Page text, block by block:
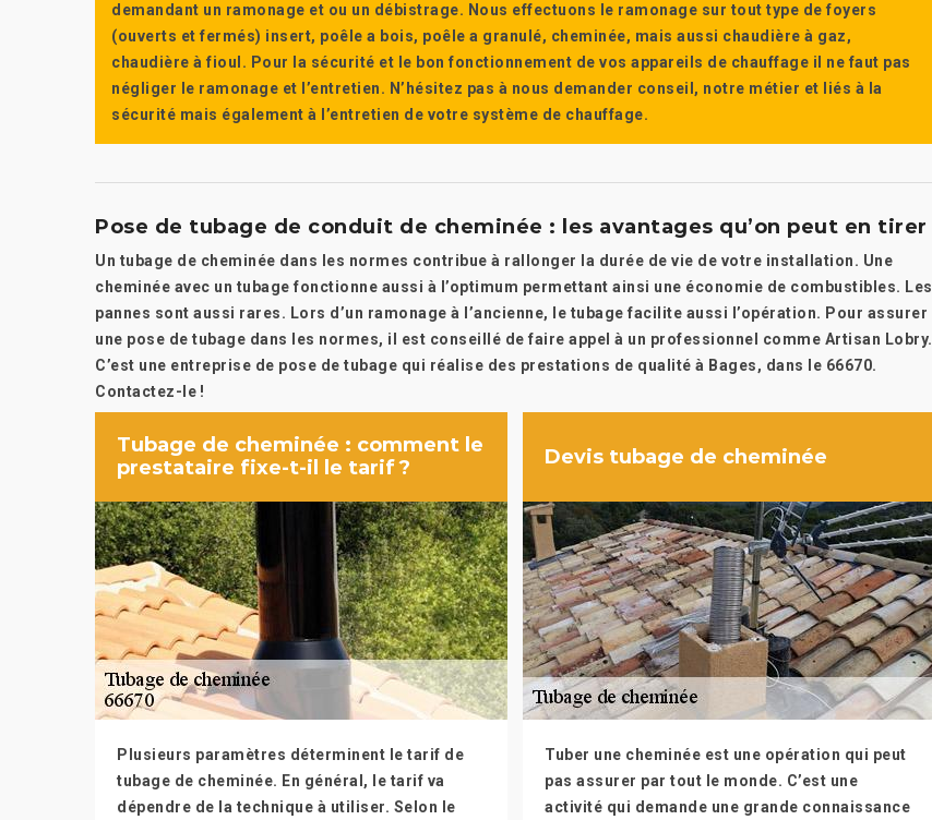
demandant un ramonage et ou un débistrage. Nous effectuons le ramonage sur tout type de foyers
(ouverts et fermés) insert, poêle a bois, poêle a granulé, cheminée, mais aussi chaudière à gaz,
chaudière à fioul. Pour la sécurité et le bon fonctionnement de vos appareils de chauffage il ne faut pas
négliger le ramonage et l’entretien. N’hésitez pas à nous demander conseil, notre métier et liés à la
sécurité mais également à l’entretien de votre système de chauffage.
Pose de tubage de conduit de cheminée : les avantages qu’on peut en tirer
Un tubage de cheminée dans les normes contribue à rallonger la durée de vie de votre installation. Une
cheminée avec un tubage fonctionne aussi à l’optimum permettant ainsi une économie de combustibles. Les
pannes sont aussi rares. Lors d’un ramonage à l’ancienne, le tubage facilite aussi l’opération. Pour assurer
une pose de tubage dans les normes, il est conseillé de faire appel à un professionnel comme Artisan Lobry.
C’est une entreprise de pose de tubage qui réalise des prestations de qualité à Bages, dans le 66670.
Contactez-le !
Tubage de cheminée : comment le
prestataire fixe-t-il le tarif ?
Plusieurs paramètres déterminent le tarif de
tubage de cheminée. En général, le tarif va
dépendre de la technique à utiliser. Selon le
Devis tubage de cheminée
Tuber une cheminée est une opération qui peut
pas assurer par tout le monde. C’est une
activité qui demande une grande connaissance